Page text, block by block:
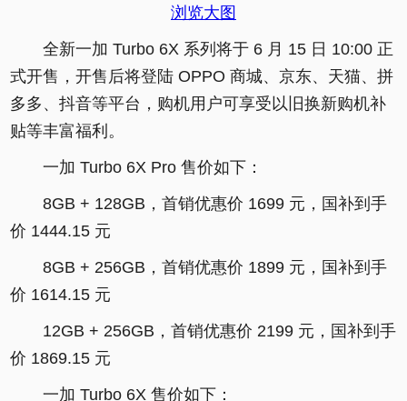
浏览大图
全新一加 Turbo 6X 系列将于 6 月 15 日 10:00 正
式开售，开售后将登陆 OPPO 商城、京东、天猫、拼
多多、抖音等平台，购机用户可享受以旧换新购机补
贴等丰富福利。
一加 Turbo 6X Pro 售价如下：
8GB + 128GB，首销优惠价 1699 元，国补到手
价 1444.15 元
8GB + 256GB，首销优惠价 1899 元，国补到手
价 1614.15 元
12GB + 256GB，首销优惠价 2199 元，国补到手
价 1869.15 元
一加 Turbo 6X 售价如下：